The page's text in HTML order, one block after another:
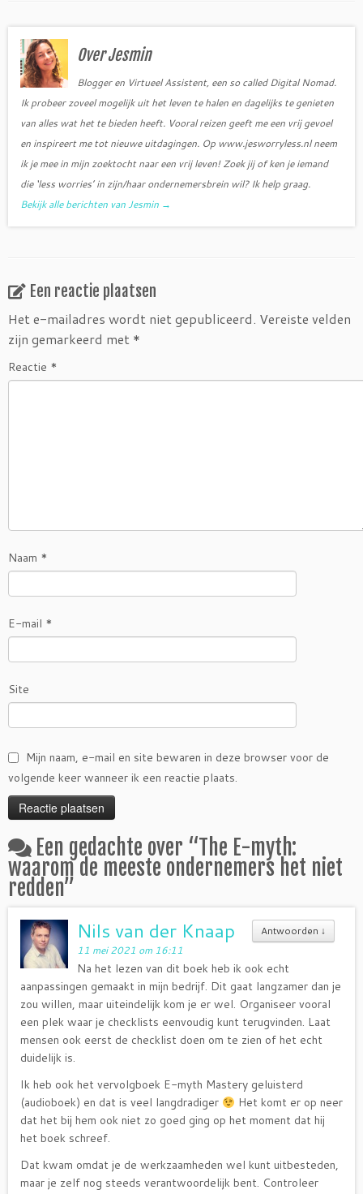
Over Jesmin
Blogger en Virtueel Assistent, een so called Digital Nomad.
Ik probeer zoveel mogelijk uit het leven te halen en dagelijks te genieten
van alles wat het te bieden heeft. Vooral reizen geeft me een vrij gevoel
en inspireert me tot nieuwe uitdagingen. Op www.jesworryless.nl neem
ik je mee in mijn zoektocht naar een vrij leven! Zoek jij of ken je iemand
die ‘less worries’ in zijn/haar ondernemersbrein wil? Ik help graag.
Bekijk alle berichten van Jesmin →
Een reactie plaatsen
Het e-mailadres wordt niet gepubliceerd. Vereiste velden
zijn gemarkeerd met *
Reactie *
Naam *
E-mail *
Site
Mijn naam, e-mail en site bewaren in deze browser voor de
volgende keer wanneer ik een reactie plaats.
Een gedachte over “The E-myth:
waarom de meeste ondernemers het niet
redden”
Antwoorden ↓
Nils van der Knaap
11 mei 2021 om 16:11
Na het lezen van dit boek heb ik ook echt
aanpassingen gemaakt in mijn bedrijf. Dit gaat langzamer dan je
zou willen, maar uiteindelijk kom je er wel. Organiseer vooral
een plek waar je checklists eenvoudig kunt terugvinden. Laat
mensen ook eerst de checklist doen om te zien of het echt
duidelijk is.
Ik heb ook het vervolgboek E-myth Mastery geluisterd
(audioboek) en dat is veel langdradiger
Het komt er op neer
dat het bij hem ook niet zo goed ging op het moment dat hij
het boek schreef.
Dat kwam omdat je de werkzaamheden wel kunt uitbesteden,
maar je zelf nog steeds verantwoordelijk bent. Controleer